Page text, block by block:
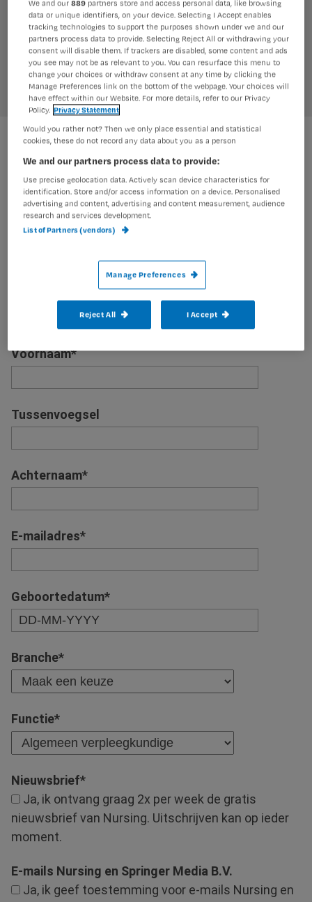
Zwachtelen lijkt eenvoudig, maar er komt veel bij kijken.
Welke zwachtel kies je: korterek, klittenband of
tweelaags? Hoe voorkom je complicaties zoals ischemie
bij perifeer arterieel vaatlijden? En waarom is het
belangrijk om niet te snel over te stappen op
therapeutisch elastische kousen?
In deze whitepaper vind je praktische tips, veelgemaakte
fouten en adviezen uit de nieuwste richtlijn
Compressietherapie. Wist je bijvoorbeeld dat starten met
één been niet betekent dat je daarna moet wisselen,
maar juist beide benen moet zwachtelen zodra het kan?
Lees op pagina 7 waarom dit cruciaal is.
Vul het formulier in en ontvang direct de
We and our889 partners store and access personal data, like browsing
data or unique identifiers, on your device. Selecting I Accept enables
tracking technologies to support the purposes shown under we and our
partners process data to provide. Selecting Reject All or withdrawing your
consent will disable them. If trackers are disabled, some content and ads
you see may not be as relevant to you. You can resurface this menu to
change your choices or withdraw consent at any time by clicking the
Manage Preferences link on the bottom of the webpage. Your choices will
have effect within our Website. For more details, refer to our Privacy
Policy. Privacy Statement
Would you rather not? Then we only place essential and statistical
cookies, these do not record any data about you as a person
We and our partners process data to provide:
Use precise geolocation data. Actively scan device characteristics for
identification. Store and/or access information on a device. Personalised
advertising and content, advertising and content measurement, audience
research and services development.
List of Partners (vendors)
Manage Preferences
Reject All I Accept